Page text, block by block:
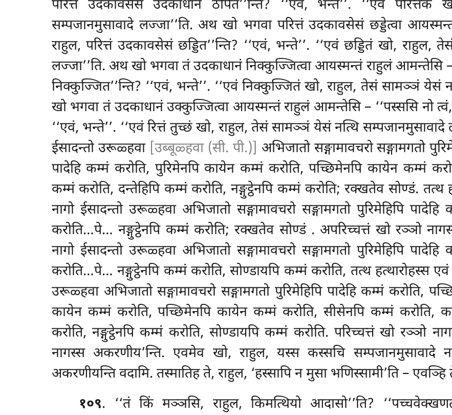
परित्तं उदकावसेसं उदकाधाने ठपित’’न्ति? ‘‘एवं, भन्ते’’. ‘‘एवं
सम्पजानमुसावादे लज्जा’’ति. अथ खो भगवा परित्तं उदकावसेसं छड्डेत्वा
राहुल, परित्तं उदकावसेसं छड्डित’’न्ति? ‘‘एवं, भन्ते’’. ‘‘एवं छड्डितं खो,
लज्जा’’ति. अथ खो भगवातं उदकाधानं निक्कुज्जित्वा आयस्मन्तं राहुलं आमन्तेसि –
निक्कुज्जित’’न्ति? ‘‘एवं, भन्ते’’. ‘‘एवं निक्कुज्जितं खो, राहुल, तेसं सामञ्ञं येसं
खो भगवा तं उदकाधानं उक्कुज्जित्वा आयस्मन्तं राहुलं आमन्तेसि – ‘‘पस्ससि नो त्वं,
‘‘एवं, भन्ते’’. ‘‘एवं रित्तं तुच्छं खो, राहुल, तेसं सामञ्ञं येसं नत्थि सम्पजानमुसावादे
ईसादन्तो उरूळ्हवा [उब्बूळ्हवा (सी. पी.)] अभिजातो सङ्गामावचरो सङ्गामगतो
पादेहि कम्मं करोति, पुरिमेनपि कायेन कम्मं करोति, पच्छिमेनपि कायेन कम्मं
कम्मं करोति, दन्तेहिपि कम्मं करोति, नङ्गुट्ठेनपि कम्मं करोति; रक्खतेव सोण्डं. तत्थ
नागो ईसादन्तो उरूळ्हवा अभिजातो सङ्गामावचरो सङ्गामगतो पुरिमेहिपि
करोति…पे… नङ्गुट्ठेनपि कम्मं करोति; रक्खतेव सोण्डं . अपरिच्चत्तं खो रञ्ञो
नागो ईसादन्तो उरूळ्हवा अभिजातो सङ्गामावचरो सङ्गामगतो पुरिमेहिपि
करोति…पे… नङ्गुट्ठेनपि कम्मं करोति, सोण्डायपि कम्मं करोति, तत्थ हत्थारोहस्स
उरूळ्हवा अभिजातो सङ्गामावचरो सङ्गामगतो पुरिमेहिपि पादेहि कम्मं करोति,
कायेन कम्मं करोति, पच्छिमेनपि कायेन कम्मं करोति, सीसेनपि कम्मं करोति,
करोति, नङ्गुट्ठेनपि कम्मं करोति, सोण्डायपि कम्मं करोति. परिच्चत्तं खो रञ्ञो
नागस्स अकरणीय’न्ति. एवमेव खो, राहुल, यस्स कस्सचि सम्पजानमुसावादे
अकरणीयन्ति वदामि. तस्मातिह ते, राहुल, ‘हस्सापि न मुसा भणिस्सामी’ति –
१०९. ‘‘तं किं मञ्ञसि, राहुल, किमत्थियो आदासो’’ति?